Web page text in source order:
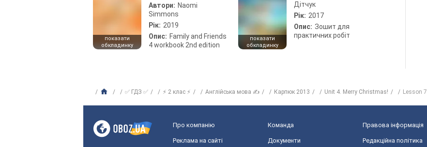
показати
обкладинку
Автори: Naomi
Simmons
Рік: 2019
Опис: Family and Friends
4 workbook 2nd edition
показати
обкладинку
Дітчук
Рік: 2017
Опис: Зошит для
практичних робіт
✅ ГДЗ ✅ ⚡ 2 клас ⚡ Англійська мова ✍ Карпюк 2013 Unit 4. Merry Christmas! Lesson 7
Про компанію Команда Правова інформація
Реклама на сайті Документи Редакційна політика